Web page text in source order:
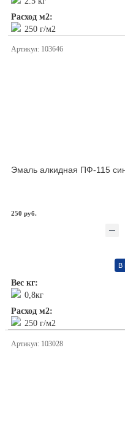
Расход м2:
250 г/м2
Артикул: 103646
Эмаль алкидная ПФ-115
250 руб.
В
Вес кг:
0,8кг
Расход м2:
250 г/м2
Артикул: 103028